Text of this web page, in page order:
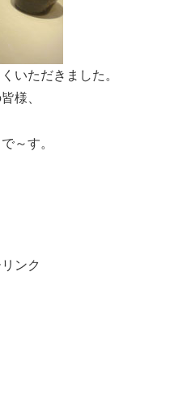
いただきました。
様、
～す。
ンク